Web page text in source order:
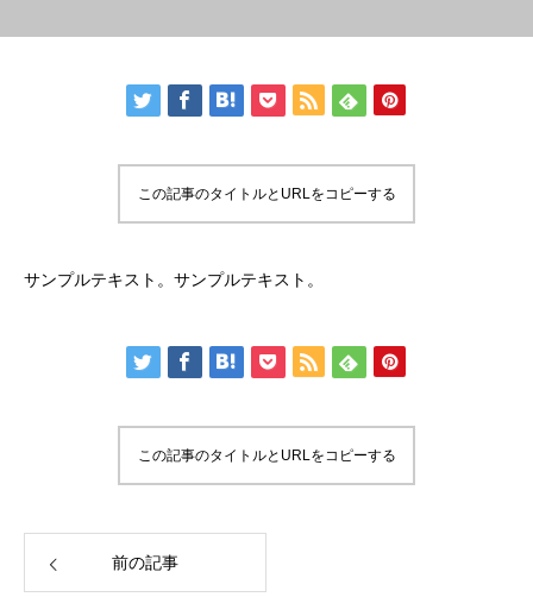
この記事のタイトルとURLをコピーする
サンプルテキスト。サンプルテキスト。
この記事のタイトルとURLをコピーする
前の記事